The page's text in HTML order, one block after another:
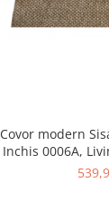
Covor modern
Inchis 0006A,
Bucatarie,